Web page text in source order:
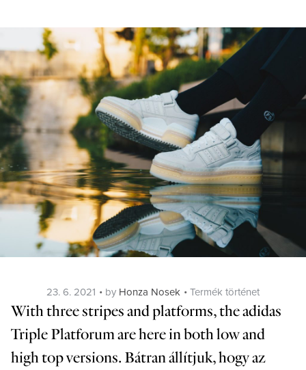
Posted
on
23. 6. 2021 by Honza Nosek Categories
Termék történet
With three stripes and platforms, the adidas
Triple Platforum are here in both low and
high top versions. Bátran állítjuk, hogy az